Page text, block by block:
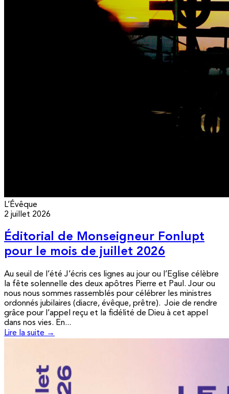
L’Évêque
2 juillet 2026
Éditorial de Monseigneur Fonlupt
pour le mois de juillet 2026
Au seuil de l’été J’écris ces lignes au jour ou l’Eglise célèbre
la fête solennelle des deux apôtres Pierre et Paul. Jour ou
nous nous sommes rassemblés pour célébrer les ministres
ordonnés jubilaires (diacre, évêque, prêtre). Joie de rendre
grâce pour l’appel reçu et la fidélité de Dieu à cet appel
dans nos vies. En...
Lire la suite →